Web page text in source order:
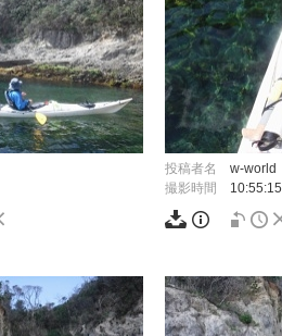
投稿者名
w-world
撮影時間
10:55:15